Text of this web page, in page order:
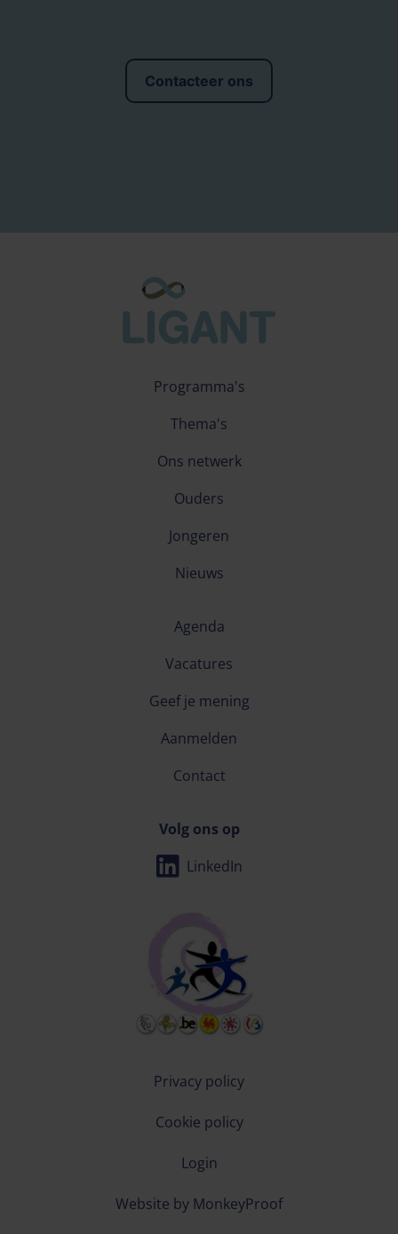
Contacteer ons
LinkedIn
Volg ons op
Agenda
Vacatures
Geef je mening
Aanmelden
Contact
Programma's
Thema's
Ons netwerk
Ouders
Jongeren
Nieuws
Privacy policy
Cookie policy
Login
Website by MonkeyProof